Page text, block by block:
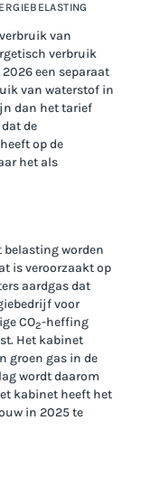
van
verbruik
een separaat
van waterstof in
dan het tarief
de
op de
het als
worden
is veroorzaakt op
aardgas dat
voor
CO2-heffing
Het kabinet
groen gas in de
wordt daarom
kabinet heeft het
in 2025 te